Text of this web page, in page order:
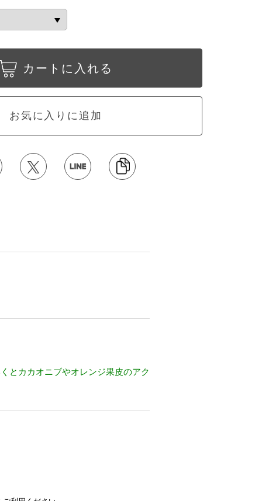
カートに入れる
お気に入りに追加
とカカオニブやオレンジ果皮のアク